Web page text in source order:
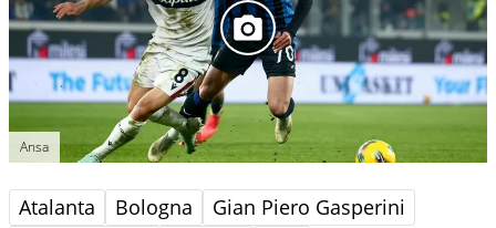
Ansa
Atalanta Bologna
Gian Piero Gasperini